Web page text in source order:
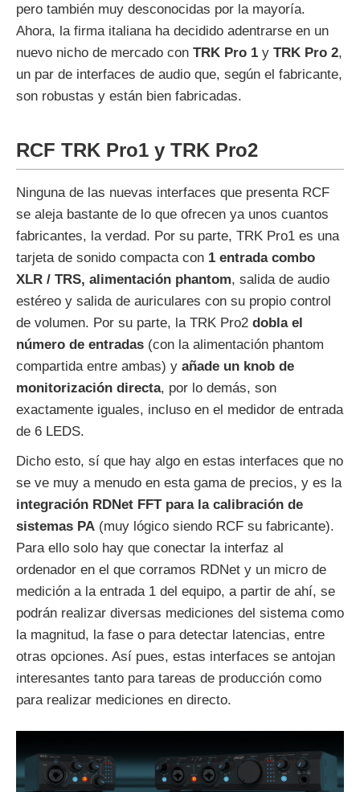
pero también muy desconocidas por la mayoría.
Ahora, la firma italiana ha decidido adentrarse en un
nuevo nicho de mercado con TRK Pro 1 y TRK Pro 2,
un par de interfaces de audio que, según el fabricante,
son robustas y están bien fabricadas.
RCF TRK Pro1 y TRK Pro2
Ninguna de las nuevas interfaces que presenta RCF
se aleja bastante de lo que ofrecen ya unos cuantos
fabricantes, la verdad. Por su parte, TRK Pro1 es una
tarjeta de sonido compacta con 1 entrada combo
XLR / TRS, alimentación phantom, salida de audio
estéreo y salida de auriculares con su propio control
de volumen. Por su parte, la TRK Pro2 dobla el
número de entradas (con la alimentación phantom
compartida entre ambas) y añade un knob de
monitorización directa, por lo demás, son
exactamente iguales, incluso en el medidor de entrada
de 6 LEDS.
Dicho esto, sí que hay algo en estas interfaces que no
se ve muy a menudo en esta gama de precios, y es la
integración RDNet FFT para la calibración de
sistemas PA (muy lógico siendo RCF su fabricante).
Para ello solo hay que conectar la interfaz al
ordenador en el que corramos RDNet y un micro de
medición a la entrada 1 del equipo, a partir de ahí, se
podrán realizar diversas mediciones del sistema como
la magnitud, la fase o para detectar latencias, entre
otras opciones. Así pues, estas interfaces se antojan
interesantes tanto para tareas de producción como
para realizar mediciones en directo.